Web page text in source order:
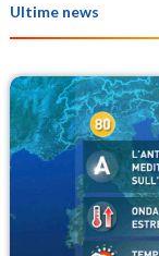
Ultime news